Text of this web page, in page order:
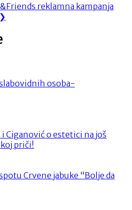
reklamna kampanja
❯
osoba-
Ciganović o estetici na još
priči!
Crvene jabuke “Bolje da